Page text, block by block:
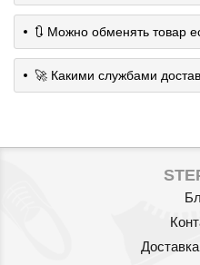
🔃 Можно обменять товар
🚀 Какими службами